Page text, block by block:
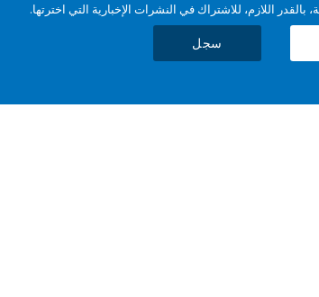
اللازم، للاشتراك في النشرات الإخبارية التي اخترتها.
سجل